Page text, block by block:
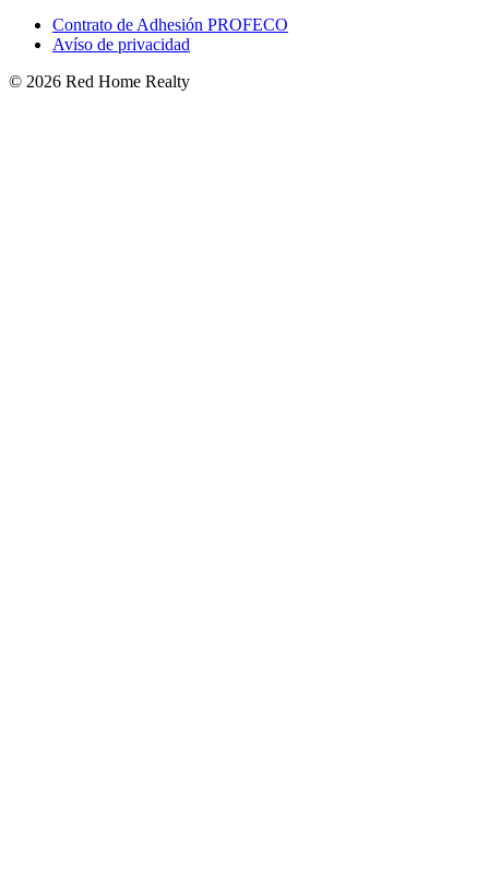
Contrato de Adhesión PROFECO
Avíso de privacidad
© 2026 Red Home Realty